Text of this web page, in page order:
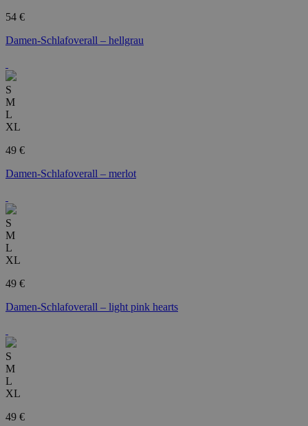
54 €
Damen-Schlafoverall – hellgrau
S
M
L
XL
49 €
Damen-Schlafoverall – merlot
S
M
L
XL
49 €
Damen-Schlafoverall – light pink hearts
S
M
L
XL
49 €